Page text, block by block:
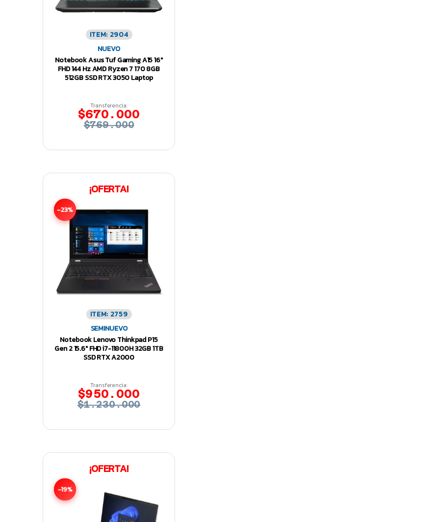
ITEM: 2904
NUEVO
Notebook Asus Tuf Gaming A15 16″
FHD 144 Hz AMD Ryzen 7 170 8GB
512GB SSD RTX 3050 Laptop
Transferencia:
$670.000
$769.000
¡OFERTA!
-23%
ITEM: 2759
SEMINUEVO
Notebook Lenovo Thinkpad P15
Gen 2 15.6″ FHD i7-11800H 32GB 1TB
SSD RTX A2000
Transferencia:
$950.000
$1.230.000
¡OFERTA!
-19%